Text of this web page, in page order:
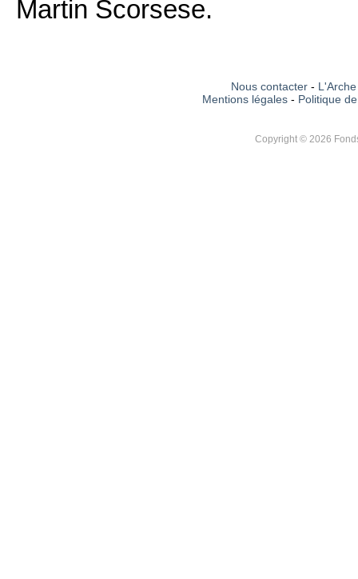
Martin Scorsese.
Nous contacter-
Mentions légales - Politique
Copyright © 2026